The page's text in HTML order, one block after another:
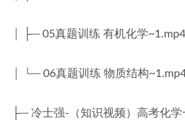
│ ├─ 05真题训练 有机化学~1.mp4
│ └─ 06真题训练 物质结构
├─ 冷士强-（知识视频）高考化